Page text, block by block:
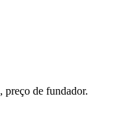
preço de fundador.